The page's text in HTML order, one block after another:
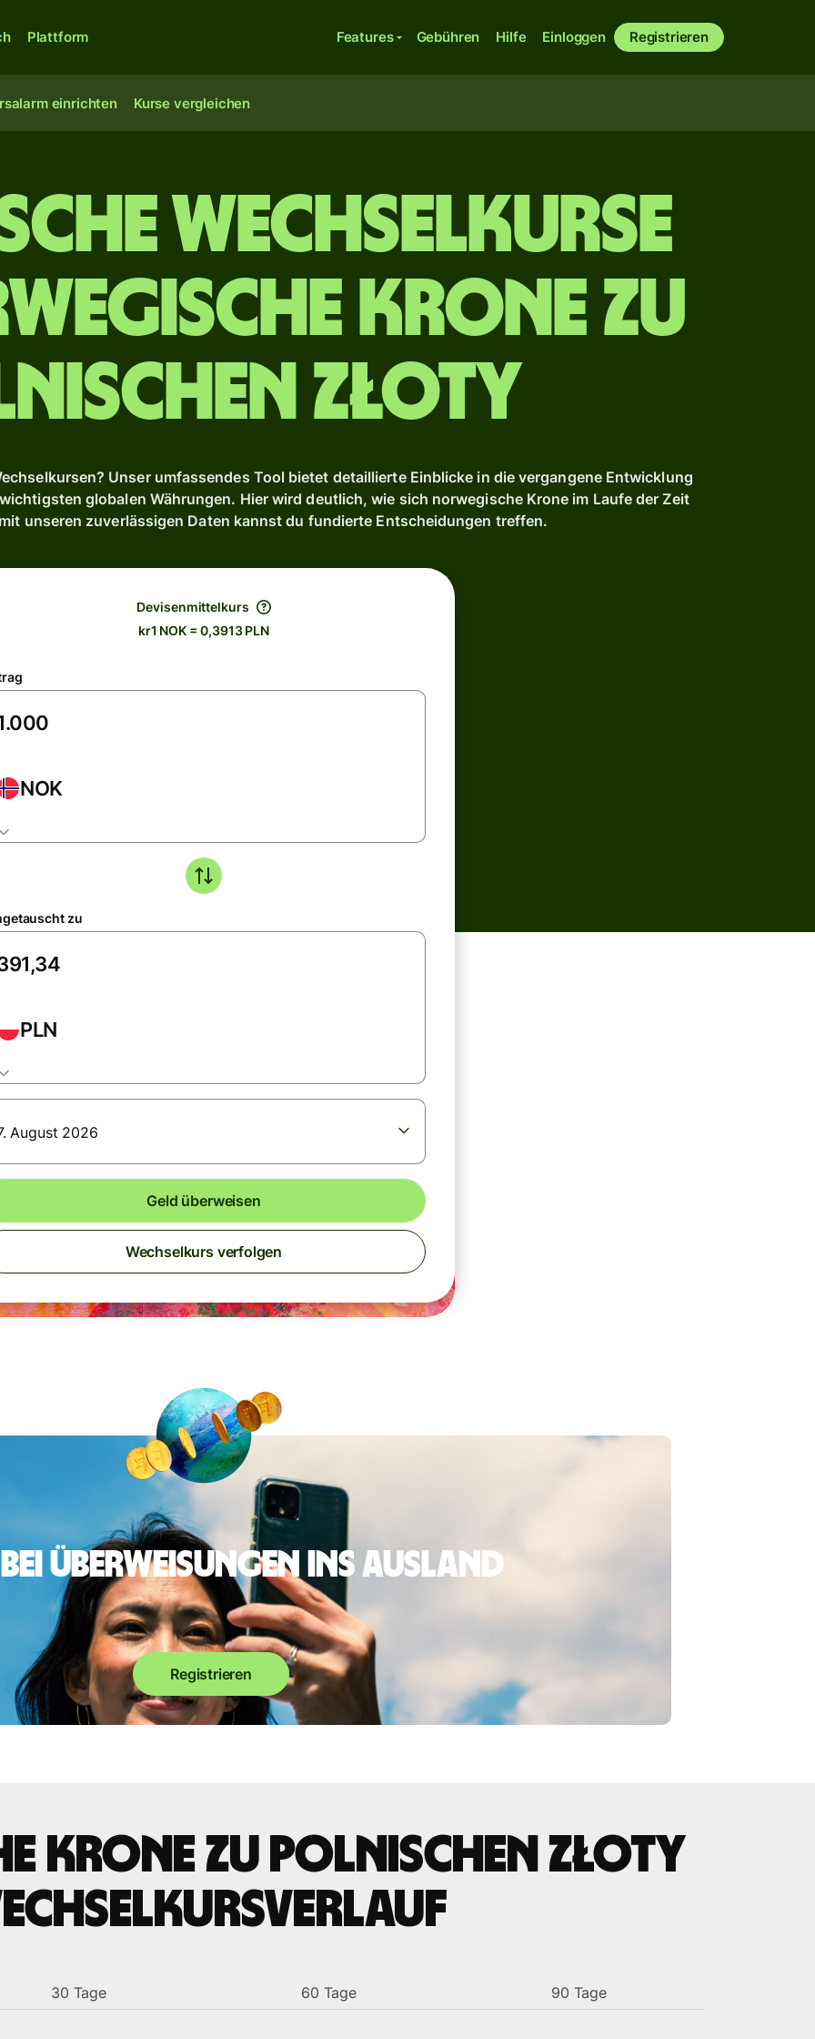
Plattform Features Gebühren Hilfe Einloggen Registrieren
einrichten Kurse vergleichen
Wechselkurse
Krone zu
Złoty
Unser umfassendes Tool bietet detaillierte Einblicke in die vergangene Entwicklung
globalen Währungen. Hier wird deutlich, wie sich norwegische Krone im Laufe der Zeit
unseren zuverlässigen Daten kannst du fundierte Entscheidungen treffen.
Devisenmittelkurs
kr1 NOK = 0,3913 PLN
NOK
zu
PLN
August 2026
Geld überweisen
Wechselkurs verfolgen
Überweisungen ins Ausland
Registrieren
Krone zu polnischen Złoty
30 Tage 60 Tage 90 Tage